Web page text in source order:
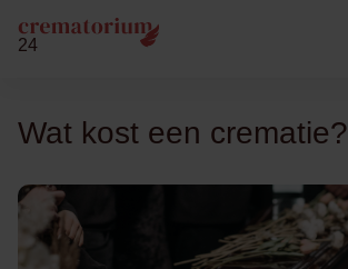
24
Wat kost een crematie?